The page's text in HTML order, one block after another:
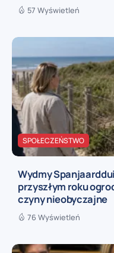
57 Wyświetleń
SPOŁECZEŃSTWO
Wydmy
przyszłym roku
czyny nieobyczajne
76 Wyświetleń